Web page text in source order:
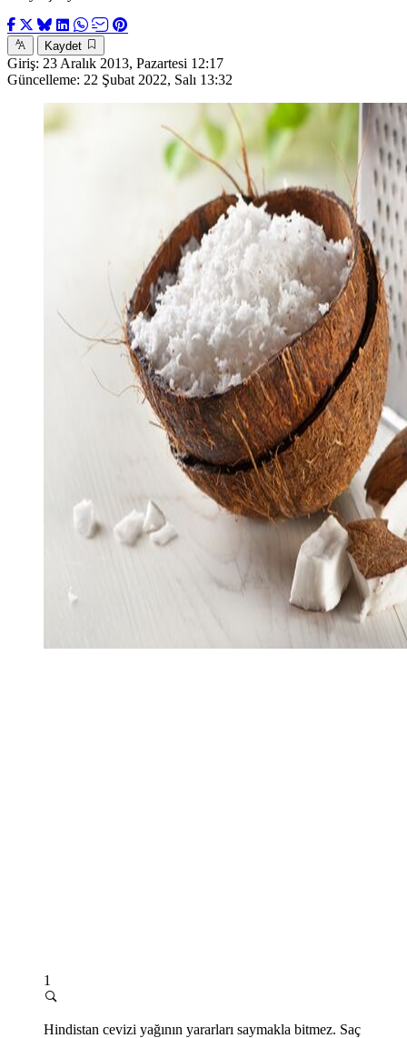
Kaydet
Giriş: 23 Aralık 2013, Pazartesi 12:17
Güncelleme: 22 Şubat 2022, Salı 13:32
1
Hindistan cevizi yağının yararları saymakla bitmez. Saç